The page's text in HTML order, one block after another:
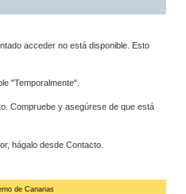
acceder no está disponible. Esto
"Temporalmente".
Compruebe y asegúrese de que está
hágalo desde Contacto.
de Canarias